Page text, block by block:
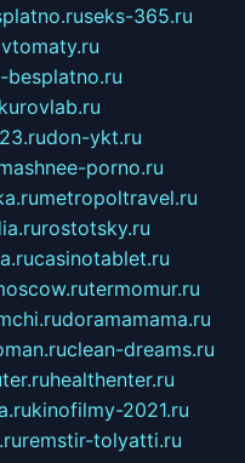
seks-365.ru
besplatno.ru
don-ykt.ru
porno.ru
metropoltravel.ru
rostotsky.ru
casinotablet.ru
termomur.ru
doramamama.ru
clean-dreams.ru
healthenter.ru
kinofilmy-2021.ru
remstir-tolyatti.ru